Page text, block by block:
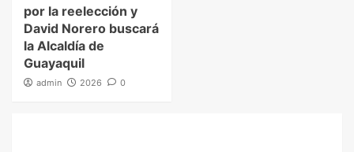
por la reelección y
David Norero buscará
la Alcaldía de
Guayaquil
admin 2026 0